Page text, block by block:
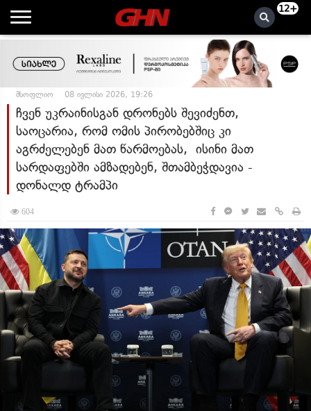
12+
მსოფლიო 08 ივლისი 2026, 19:26
ჩვენ უკრაინისგან დრონებს შევიძენთ,
საოცარია, რომ ომის პირობებშიც კი
აგრძელებენ მათ წარმოებას, ისინი მათ
სარდაფებში ამზადებენ, შთამბეჭდავია -
დონალდ ტრამპი
604